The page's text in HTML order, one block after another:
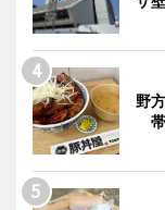
野
帯